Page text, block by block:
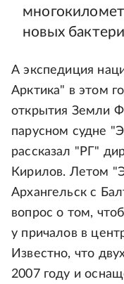
новых
А экспедиция
Арктика" в этом
открытия Земли
парусном судне
рассказал "РГ"
Кирилов. Летом
Архангельск с
вопрос о том,
у причалов в
Известно, что
2007 году и